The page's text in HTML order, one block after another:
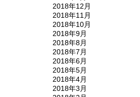
2018年12月
2018年11月
2018年10月
2018年9月
2018年8月
2018年7月
2018年6月
2018年5月
2018年4月
2018年3月